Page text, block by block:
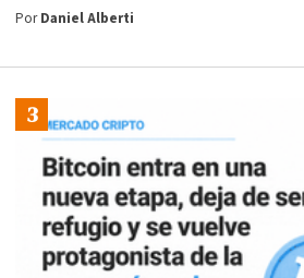
PorDaniel Alberti